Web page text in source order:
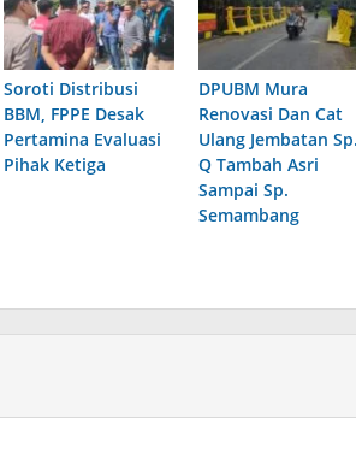
Soroti Distribusi
BBM, FPPE Desak
Pertamina Evaluasi
Pihak Ketiga
DPUBM Mura
Renovasi Dan Cat
Ulang Jembatan
Q Tambah Asri
Sampai Sp.
Semambang